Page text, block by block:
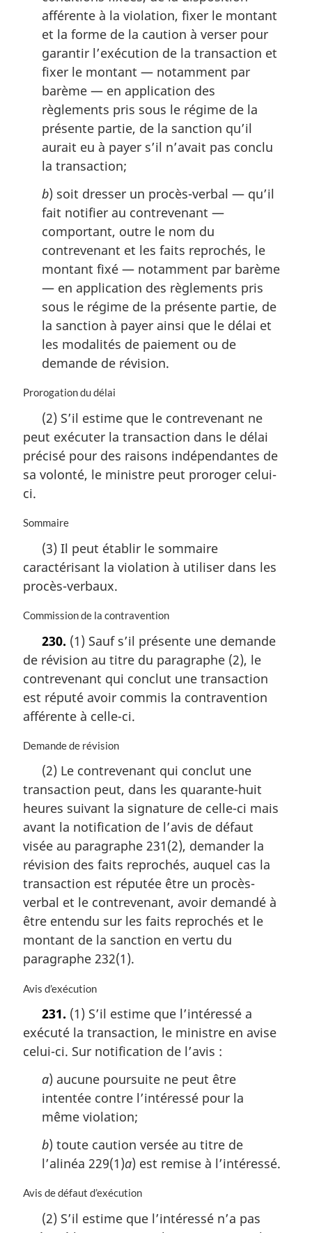
afférente à la violation, fixer le montant
et la forme de la caution à verser pour
garantir l’exécution de la transaction et
fixer le montant — notamment par
barème — en application des
règlements pris sous le régime de la
présente partie, de la sanction qu’il
aurait eu à payer s’il n’avait pas conclu
la transaction;
b) soit dresser un procès-verbal — qu’il
fait notifier au contrevenant —
comportant, outre le nom du
contrevenant et les faits reprochés, le
montant fixé — notamment par barème
— en application des règlements pris
sous le régime de la présente partie, de
la sanction à payer ainsi que le délai et
les modalités de paiement ou de
demande de révision.
N
e
m
a
r
g
n
e
:
Prorogation du délai
(2) S’il estime que le contrevenant ne
peut exécuter la transaction dans le délai
précisé pour des raisons indépendantes de
sa volonté, le ministre peut proroger celui-
ci.
N
e
m
a
r
a
l
e
:
Sommaire
(3) Il peut établir le sommaire
caractérisant la violation à utiliser dans les
procès-verbaux.
N
e
m
r
g
n
e
:
Commission de la contravention
230. (1) Sauf s’il présente une demande
de révision au titre du paragraphe (2), le
contrevenant qui conclut une transaction
est réputé avoir commis la contravention
afférente à celle-ci.
N
e
m
r
g
i
n
a
l
e
:
Demande de révision
(2) Le contrevenant qui conclut une
transaction peut, dans les quarante-huit
heures suivant la signature de celle-ci mais
avant la notification de l’avis de défaut
visée au paragraphe 231(2), demander la
révision des faits reprochés, auquel cas la
transaction est réputée être un procès-
verbal et le contrevenant, avoir demandé à
être entendu sur les faits reprochés et le
montant de la sanction en vertu du
paragraphe 232(1).
N
e
m
Avis d’exécution
231. (1) S’il estime que l’intéressé a
exécuté la transaction, le ministre en avise
celui-ci. Sur notification de l’avis :
a) aucune poursuite ne peut être
intentée contre l’intéressé pour la
même violation;
b) toute caution versée au titre de
l’alinéa 229(1)a) est remise à l’intéressé.
N
Avis de défaut d’exécution
(2) S’il estime que l’intéressé n’a pas